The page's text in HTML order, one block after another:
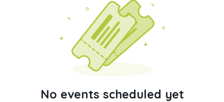
No events scheduled yet